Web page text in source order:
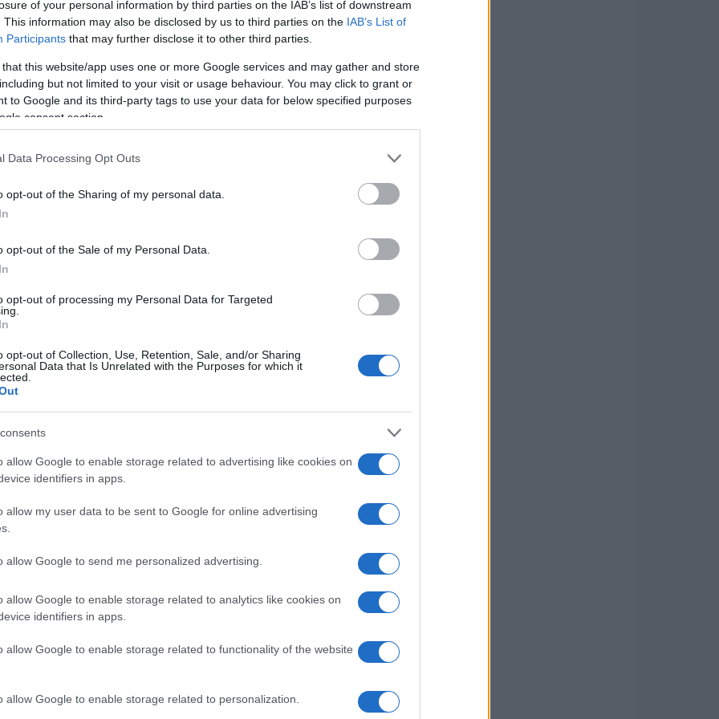
of your personal information by third parties on the IAB’s list of downstream
This information may also be disclosed by us to third parties on the IAB’s List of
Participants that may further disclose it to other third parties.
that this website/app uses one or more Google services and may gather and store
but not limited to your visit or usage behaviour. You may click to grant or
to Google and its third-party tags to use your data for below specified purposes
consent section.
Data Processing Opt Outs
opt-out of the Sharing of my personal data.
opt-out of the Sale of my Personal Data.
opt-out of processing my Personal Data for Targeted
opt-out of Collection, Use, Retention, Sale, and/or Sharing
Data that Is Unrelated with the Purposes for which it
allow Google to enable storage related to advertising like cookies on
identifiers in apps.
allow my user data to be sent to Google for online advertising
allow Google to send me personalized advertising.
allow Google to enable storage related to analytics like cookies on
identifiers in apps.
allow Google to enable storage related to functionality of the website
allow Google to enable storage related to personalization.
tra stili, culture e ambizioni. Gli statunitensi,
d’Europa in un contesto che ci fa riflettere su cosa
avrà la meglio? La risposta non è affatto
al terzo minuto, i Sounders tentano di sorprendere
oltre la traversa. Ma il Paris Saint-Germain
Frei, il portiere americano, a un intervento
un’occasione sprecata da Ferreira, si capisce
pronte a dimostrare il proprio valore.
dei limiti nella finalizzazione, rivelando una certa
correct: i campioni d’Europa devono
insicurezze. Non è un mistero che, dopo una
Ma come reagiranno in un contesto così